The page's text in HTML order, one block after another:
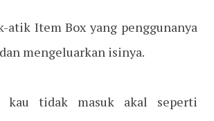
atik Item Box yang penggunanya
mengeluarkan isinya.
kau tidak masuk akal seperti